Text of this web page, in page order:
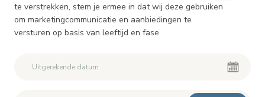
te verstrekken, stem je ermee in dat wij deze gebruiken
om marketingcommunicatie en aanbiedingen te
versturen op basis van leeftijd en fase.